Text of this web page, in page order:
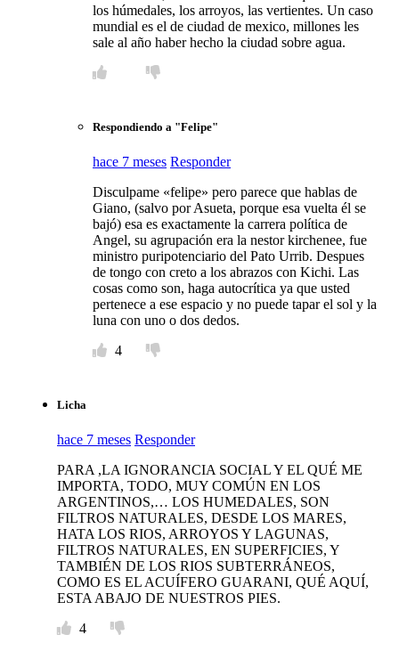
los húmedales, los arroyos, las vertientes. Un caso
mundial es el de ciudad de mexico, millones les
sale al año haber hecho la ciudad sobre agua.
Respondiendo a "Felipe"
hace 7 meses Responder
Disculpame «felipe» pero parece que hablas de
Giano, (salvo por Asueta, porque esa vuelta él se
bajó) esa es exactamente la carrera política de
Angel, su agrupación era la nestor kirchenee, fue
ministro puripotenciario del Pato Urrib. Despues
de tongo con creto a los abrazos con Kichi. Las
cosas como son, haga autocrítica ya que usted
pertenece a ese espacio y no puede tapar el sol y la
luna con uno o dos dedos.
4
Licha
hace 7 meses Responder
PARA ,LA IGNORANCIA SOCIAL Y EL QUÉ ME
IMPORTA, TODO, MUY COMÚN EN LOS
ARGENTINOS,… LOS HUMEDALES, SON
FILTROS NATURALES, DESDE LOS MARES,
HATA LOS RIOS, ARROYOS Y LAGUNAS,
FILTROS NATURALES, EN SUPERFICIES, Y
TAMBIÉN DE LOS RIOS SUBTERRÁNEOS,
COMO ES EL ACUÍFERO GUARANI, QUÉ AQUÍ,
ESTA ABAJO DE NUESTROS PIES.
4